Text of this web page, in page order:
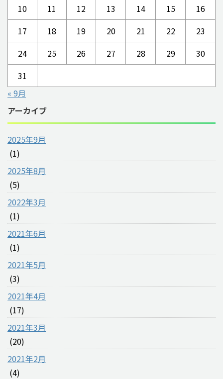
10
11 12 13 14 15
16
17
18 19 20 21 22
23
24
25 26 27 28 29
30
31
« 9月
アーカイブ
2025年9月
(1)
2025年8月
(5)
2022年3月
(1)
2021年6月
(1)
2021年5月
(3)
2021年4月
(17)
2021年3月
(20)
2021年2月
(4)